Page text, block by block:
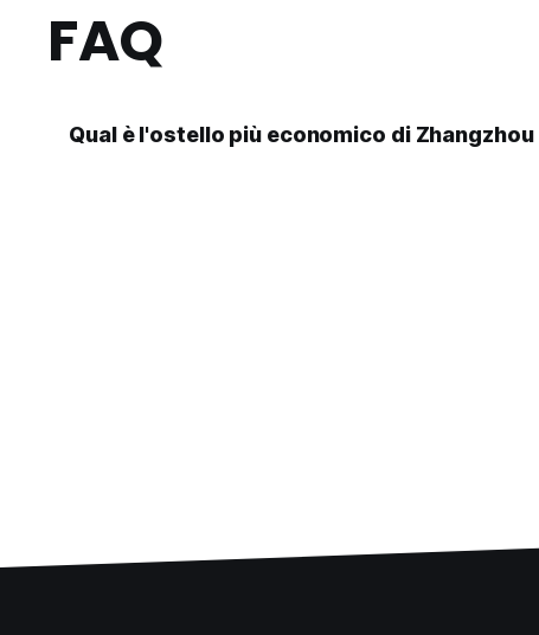
FAQ
Qual è l'ostello più economico di